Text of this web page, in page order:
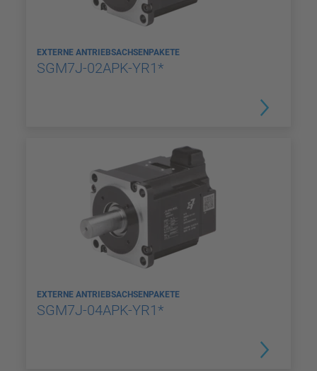
EXTERNE ANTRIEBSACHSENPAKETE
SGM7J-02APK-YR1*
EXTERNE ANTRIEBSACHSENPAKETE
SGM7J-04APK-YR1*